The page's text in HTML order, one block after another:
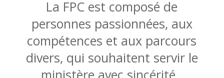
La FPC est composé de
personnes passionnées, aux
compétences et aux parcours
divers, qui souhaitent servir le